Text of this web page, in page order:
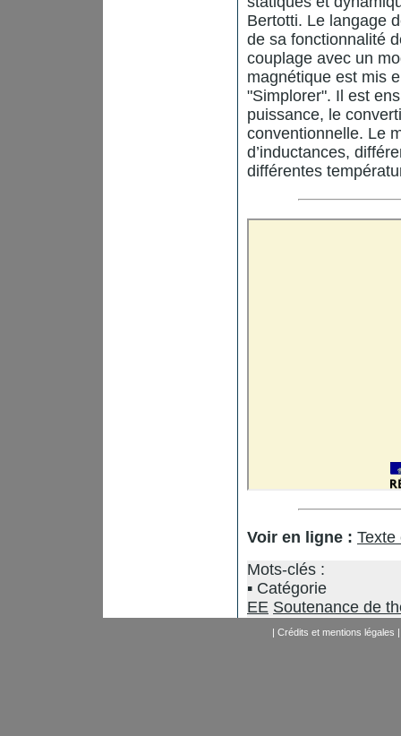
Bertotti. Le langage
de sa fonctionnalité
couplage avec un
magnétique est mis
"Simplorer". Il est
puissance, le
conventionnelle. Le
d’inductances,
différentes
Voir en ligne : Texte
Mots-clés :
Catégorie
EE Soutenance de
| Crédits et mentions légales